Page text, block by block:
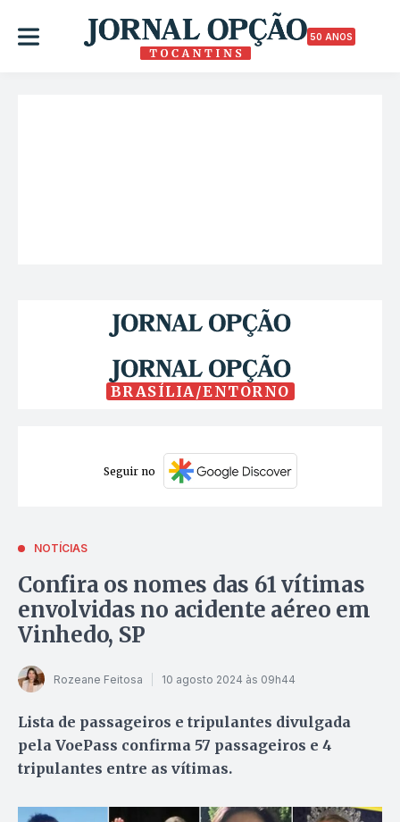
50 ANOS
BRASÍLIA/ENTORNO
Seguir no
NOTÍCIAS
Confira os nomes das 61 vítimas
envolvidas no acidente aéreo em
Vinhedo, SP
Rozeane Feitosa 10 agosto 2024 às 09h44
Lista de passageiros e tripulantes divulgada
pela VoePass confirma 57 passageiros e 4
tripulantes entre as vítimas.